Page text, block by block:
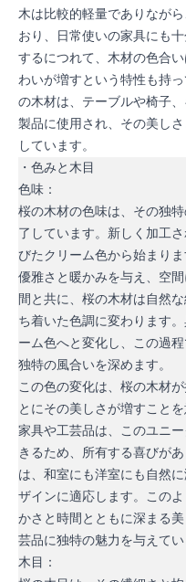
木は比較的軽量でありなが
おり、日常使いの家具にも
するにつれて、木材の色合
わいが増すという特性も持
の木材は、テーブルや椅子
製品に使用され、その美し
しています。
・色みと木目
色味：
桜の木材の色味は、その独
了しています。新しく加工
びたクリーム色から始まり
優雅さと暖かみを与え、空
間と共に、桜の木材は自然
ち着いた色調に変わります
ーム色へと変化し、この過
独特の風合いを深めます。
この色の変化は、桜の木材
とにその美しさが増すこと
家具や工芸品は、このユニ
きるため、所有する喜びが
は、和室にも洋室にも自然
ザインに適応します。この
かさと時間とともに深まる
芸品に独特の魅力を与えてい
木目：